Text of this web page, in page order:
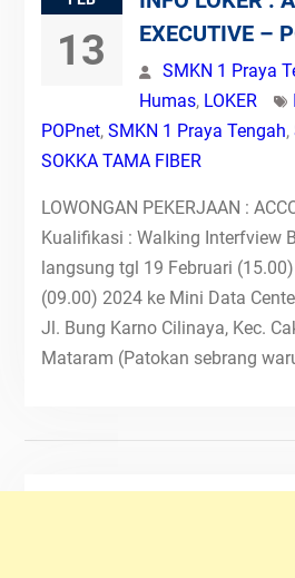
13
EXECUTIVE –
SMKN 1 Praya
Humas, LOKER
POPnet, SMKN 1 Praya Tengah,
SOKKA TAMA FIBER
LOWONGAN PEKERJAAN :
Kualifikasi : Walking Interfview
langsung tgl 19 Februari
(09.00) 2024 ke Mini Data
Jl. Bung Karno Cilinaya, Kec.
Mataram (Patokan sebrang